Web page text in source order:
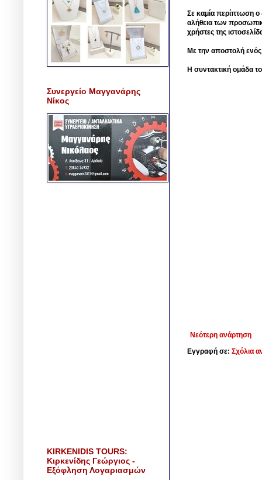
Σε καμία περίπτωση ο
αλήθεια των
χρήστες της
Με την αποστολή
Η συντακτική ομάδα
Νεότερη ανάρτηση
Εγγραφή σε: Σχόλια
Συνεργείο Μαγγανάρης
Νίκος
KIRKENIDIS TOURS:
Κιρκενίδης Γεώργιος -
Εξόφληση Λογαριασμών